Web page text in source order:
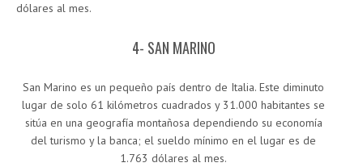
dólares al mes.
4- SAN MARINO
San Marino es un pequeño país dentro de Italia. Este diminuto
lugar de solo 61 kilómetros cuadrados y 31.000 habitantes se
sitúa en una geografía montañosa dependiendo su economía
del turismo y la banca; el sueldo mínimo en el lugar es de
1.763 dólares al mes.